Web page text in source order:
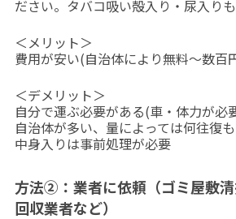
ださい。タバコ吸い殻入り・尿入りも
＜メリット＞
費用が安い(自治体により無料〜数百
＜デメリット＞
自分で運ぶ必要がある(車・体力が必
自治体が多い、量によっては何往復も
中身入りは事前処理が必要
方法②：業者に依頼（ゴミ屋敷
回収業者など）